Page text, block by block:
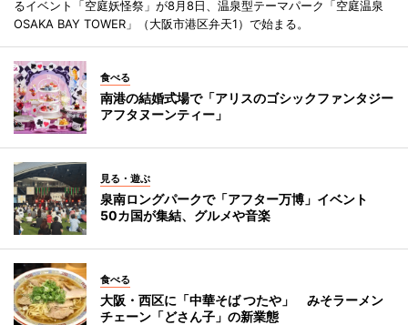
るイベント「空庭妖怪祭」が8月8日、温泉型テーマパーク「空庭温泉
OSAKA BAY TOWER」（大阪市港区弁天1）で始まる。
食べる
南港の結婚式場で「アリスのゴシックファンタジー
アフタヌーンティー」
見る・遊ぶ
泉南ロングパークで「アフター万博」イベント
50カ国が集結、グルメや音楽
食べる
大阪・西区に「中華そば つたや」 みそラーメン
チェーン「どさん子」の新業態